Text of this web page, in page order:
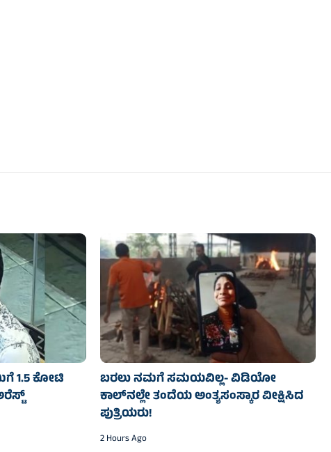
1.5 ಕೋಟಿ
ಬರಲು ನಮಗೆ ಸಮಯವಿಲ್ಲ- ವಿಡಿಯೋ
ಕಾಲ್‌ನಲ್ಲೇ ತಂದೆಯ ಅಂತ್ಯಸಂಸ್ಕಾರ ವೀಕ್ಷಿಸಿದ
ಪುತ್ರಿಯರು!
2 Hours Ago